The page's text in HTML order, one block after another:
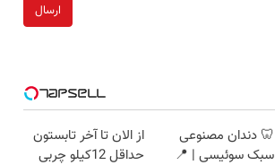
ارسال
🦷 دندان مصنوعی
سبک سوئیسی | 📍
از الان تا آخر تابستون
حداقل 12کیلو چربی